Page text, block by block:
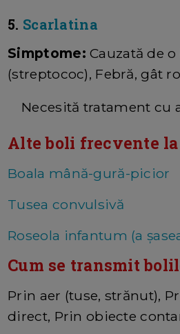
5. Scarlatina
Simptome:Cauzată de
(streptococ), Febră, gât
Necesită tratament cu
Alte boli frecvente
Boala mână-gură-picior
Tusea convulsivă
Roseola infantum (a
Cum se transmit
Prin aer (tuse, strănut),
direct, Prin obiecte